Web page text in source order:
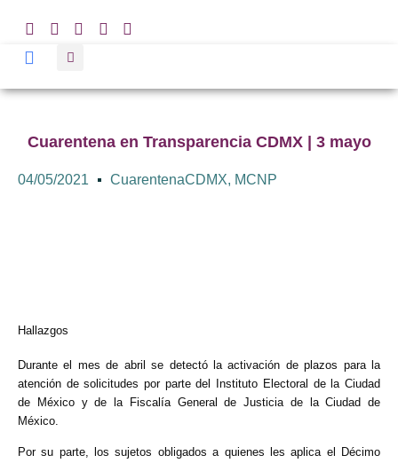
Cuarentena en Transparencia CDMX | 3 mayo
04/05/2021 CuarentenaCDMX, MCNP
Hallazgos
Durante el mes de abril se detectó la activación de plazos para la
atención de solicitudes por parte del Instituto Electoral de la Ciudad
de México y de la Fiscalía General de Justicia de la Ciudad de
México.
Por su parte, los sujetos obligados a quienes les aplica el Décimo